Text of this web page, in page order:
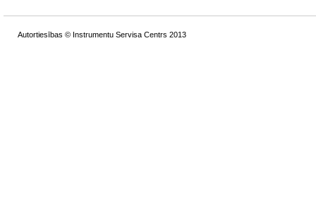
Autortiesības © Instrumentu Servisa Centrs 2013